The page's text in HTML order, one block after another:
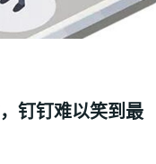
钉钉难以笑到最